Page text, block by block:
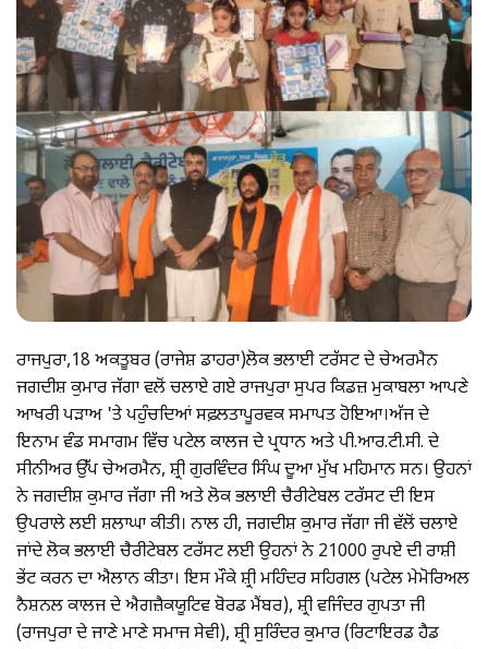
ਰਾਜਪੁਰਾ,18 ਅਕਤੂਬਰ (ਰਾਜੇਸ਼ ਡਾਹਰਾ)ਲੋਕ ਭਲਾਈ ਟਰੱਸਟ ਦੇ ਚੇਅਰਮੈਨ
ਜਗਦੀਸ਼ ਕੁਮਾਰ ਜੱਗਾ ਵਲੋਂ ਚਲਾਏ ਗਏ ਰਾਜਪੁਰਾ ਸੁਪਰ ਕਿਡਜ਼ ਮੁਕਾਬਲਾ ਆਪਣੇ
ਆਖਰੀ ਪੜਾਅ 'ਤੇ ਪਹੁੰਚਦਿਆਂ ਸਫ਼ਲਤਾਪੂਰਵਕ ਸਮਾਪਤ ਹੋਇਆ।ਅੱਜ ਦੇ
ਇਨਾਮ ਵੰਡ ਸਮਾਗਮ ਵਿੱਚ ਪਟੇਲ ਕਾਲਜ ਦੇ ਪ੍ਰਧਾਨ ਅਤੇ ਪੀ.ਆਰ.ਟੀ.ਸੀ. ਦੇ
ਸੀਨੀਅਰ ਉੱਪ ਚੇਅਰਮੈਨ, ਸ਼੍ਰੀ ਗੁਰਵਿੰਦਰ ਸਿੰਘ ਦੂਆ ਮੁੱਖ ਮਹਿਮਾਨ ਸਨ। ਉਹਨਾਂ
ਨੇ ਜਗਦੀਸ਼ ਕੁਮਾਰ ਜੱਗਾ ਜੀ ਅਤੇ ਲੋਕ ਭਲਾਈ ਚੈਰੀਟੇਬਲ ਟਰੱਸਟ ਦੀ ਇਸ
ਉਪਰਾਲੇ ਲਈ ਸ਼ਲਾਘਾ ਕੀਤੀ। ਨਾਲ ਹੀ, ਜਗਦੀਸ਼ ਕੁਮਾਰ ਜੱਗਾ ਜੀ ਵੱਲੋਂ ਚਲਾਏ
ਜਾਂਦੇ ਲੋਕ ਭਲਾਈ ਚੈਰੀਟੇਬਲ ਟਰੱਸਟ ਲਈ ਉਹਨਾਂ ਨੇ 21000 ਰੁਪਏ ਦੀ ਰਾਸ਼ੀ
ਭੇਂਟ ਕਰਨ ਦਾ ਐਲਾਨ ਕੀਤਾ। ਇਸ ਮੌਕੇ ਸ਼੍ਰੀ ਮਹਿੰਦਰ ਸਹਿਗਲ (ਪਟੇਲ ਮੇਮੋਰਿਅਲ
ਨੈਸ਼ਨਲ ਕਾਲਜ ਦੇ ਐਗਜ਼ੈਕਯੂਟਿਵ ਬੋਰਡ ਮੈਂਬਰ), ਸ਼੍ਰੀ ਵਜਿੰਦਰ ਗੁਪਤਾ ਜੀ
(ਰਾਜਪੁਰਾ ਦੇ ਜਾਣੇ ਮਾਣੇ ਸਮਾਜ ਸੇਵੀ), ਸ਼੍ਰੀ ਸੁਰਿੰਦਰ ਕੁਮਾਰ (ਰਿਟਾਇਰਡ ਹੈਡ